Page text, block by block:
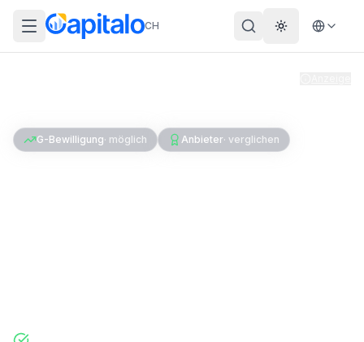
CH Theme
G-Bewilligung· möglich Anbieter· verglichen